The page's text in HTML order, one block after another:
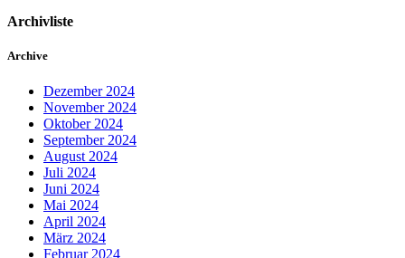
Archivliste
Archive
Dezember 2024
November 2024
Oktober 2024
September 2024
August 2024
Juli 2024
Juni 2024
Mai 2024
April 2024
März 2024
Februar 2024